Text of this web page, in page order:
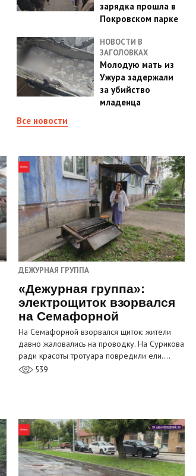
зарядка прошла в
Покровском парке
НОВОСТИ В
ЗАГОЛОВКАХ
Молодую мать из
Ужура задержали
за убийство
младенца
Все новости
ДЕЖУРНАЯ ГРУППА
«Дежурная группа»:
электрощиток взорвался
на Семафорной
На Семафорной взорвался щиток: жители
давно жаловались на проводку. На Сурикова
ради красоты тротуара повредили ели.…
539